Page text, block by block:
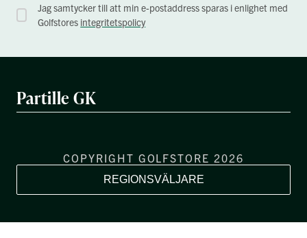
Jag samtycker till att min e-postaddress sparas i enlighet med
Golfstores integritetspolicy
Partille GK
COPYRIGHT GOLFSTORE 2026
REGIONSVÄLJARE